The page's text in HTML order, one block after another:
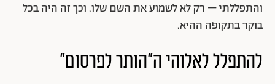
והתפללתי – רק לא לשמוע את השם שלו. וכך זה היה בכל
בוקר בתקופה ההיא.
להתפלל לאלוהי ה"הותר לפרסום"